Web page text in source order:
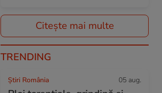
Citește mai multe
TRENDING
Știri România 05 aug.